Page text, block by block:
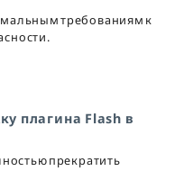
требованиям к
плагина Flash в
прекратить